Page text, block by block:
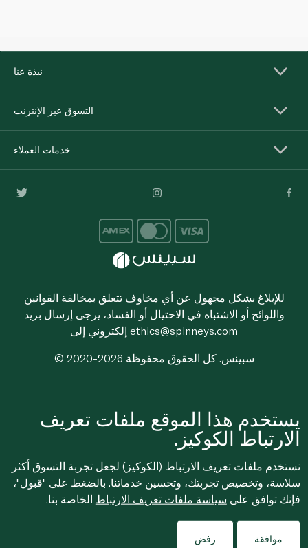
نبذة عنا
التسوق عبر الإنترنت
خدمات العملاء
للإبلاغ بشكل مجهول عن أي مخاوف تتعلق بمخالفة القوانين
واللوائح أو الاشتباه في الاحتيال أو الفساد، يرجى إرسال بريد
ethics@spinneys.com
© 2020-2026 سبينس. كل الحقوق محفوظة
يستخدم هذا الموقع ملفات تعريف
الارتباط الكوكيز.
نستخدم ملفات تعريف الارتباط (الكوكيز) لجعل تجربة التسوق أكثر
سلاسة، وتخصيص تجربتك، وتحسين خدماتنا. بالضغط على "قبول"،
فإنك توافق على سياسة ملفات تعريف الارتباط الخاصة بنا.
موافقة رفض